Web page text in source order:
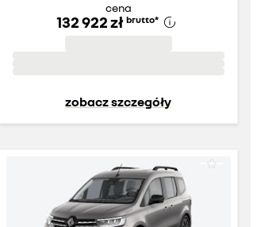
cena
132 922 zł brutto*
zobacz szczegóły